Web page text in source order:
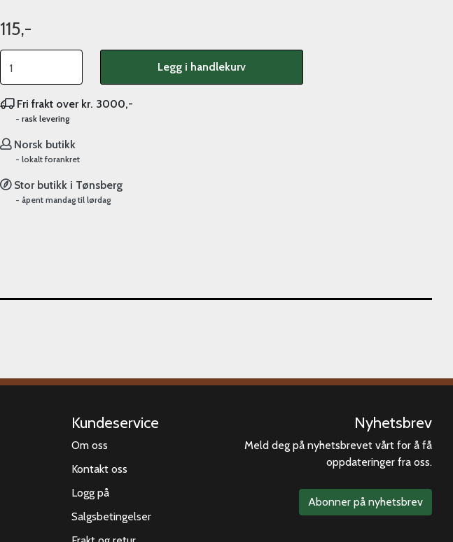
115,-
Legg i handlekurv
Fri frakt over kr. 3000,-
- rask levering
Norsk butikk
- lokalt forankret
Stor butikk i Tønsberg
- åpent mandag til lørdag
Kundeservice
Om oss
Kontakt oss
Logg på
Salgsbetingelser
Nyhetsbrev
Meld deg på nyhetsbrevet vårt for å få
oppdateringer fra oss.
Abonner på nyhetsbrev